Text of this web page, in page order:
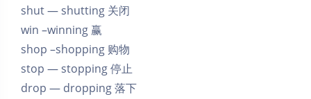
shut — shutting 关闭
win –winning 赢
shop –shopping 购物
stop — stopping 停止
drop — dropping 落下